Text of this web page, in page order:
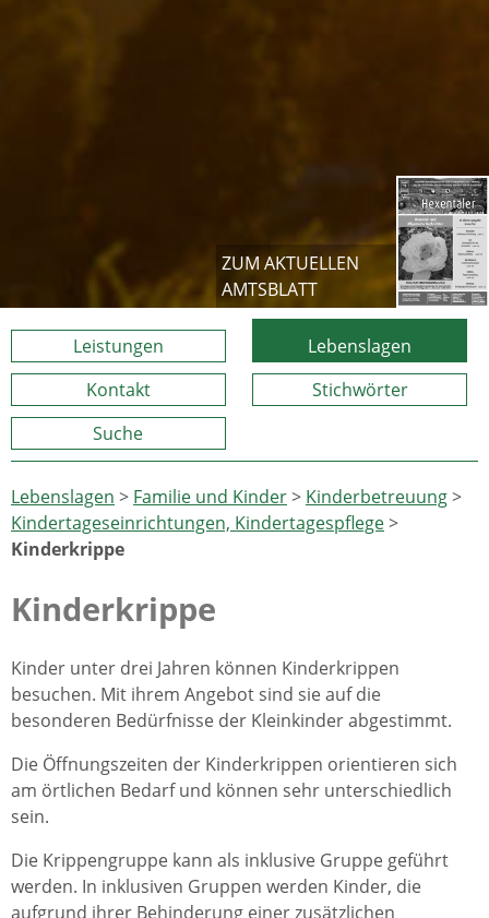
ZUM AKTUELLEN
AMTSBLATT
Leistungen
Lebenslagen
Kontakt
Stichwörter
Suche
Lebenslagen > Familie und Kinder> Kinderbetreuung>
Kindertageseinrichtungen, Kindertagespflege>
Kinderkrippe
Kinderkrippe
Kinder unter drei Jahren können Kinderkrippen
besuchen. Mit ihrem Angebot sind sie auf die
besonderen Bedürfnisse der Kleinkinder abgestimmt.
Die Öffnungszeiten der Kinderkrippen orientieren sich
am örtlichen Bedarf und können sehr unterschiedlich
sein.
Die Krippengruppe kann als inklusive Gruppe geführt
werden. In inklusiven Gruppen werden Kinder, die
aufgrund ihrer Behinderung einer zusätzlichen